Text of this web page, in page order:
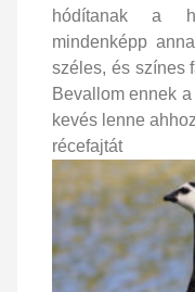
hódítanak a
mindenképp
széles, és színes
Bevallom ennek
kevés lenne
récefajtát